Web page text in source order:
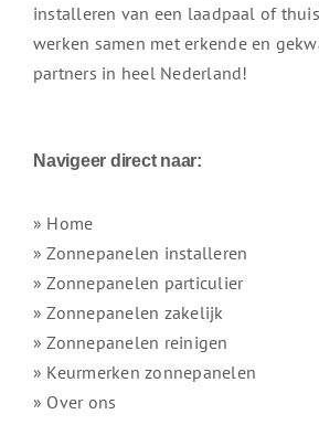
installeren van een laadpaal of
werken samen met erkende en
partners in heel Nederland!
Navigeer direct naar:
» Home
» Zonnepanelen installeren
» Zonnepanelen particulier
» Zonnepanelen zakelijk
» Zonnepanelen reinigen
» Keurmerken zonnepanelen
» Over ons